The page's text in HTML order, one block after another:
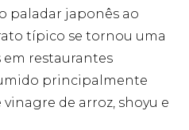
paladar japonês ao
típico se tornou uma
restaurantes
principalmente
de arroz, shoyu e